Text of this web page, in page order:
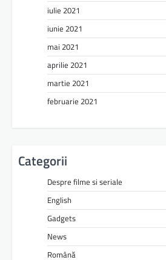
iulie 2021
iunie 2021
mai 2021
aprilie 2021
martie 2021
februarie 2021
Categorii
Despre filme si seriale
English
Gadgets
News
Română